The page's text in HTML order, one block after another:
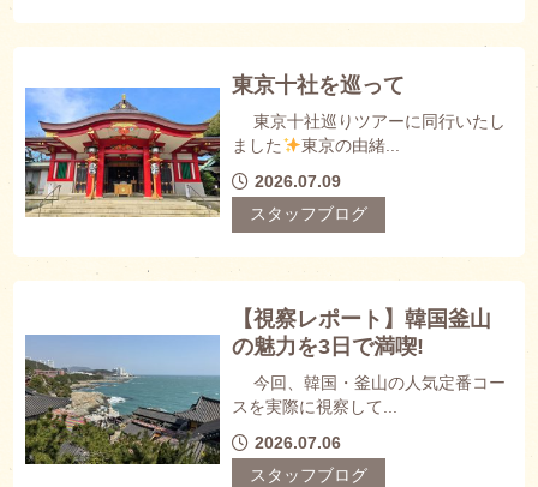
東京十社を巡って
東京十社巡りツアーに同行いたし
ました
東京の由緒...
2026.07.09
スタッフブログ
【視察レポート】韓国釜山
の魅力を3日で満喫!
今回、韓国・釜山の人気定番コー
スを実際に視察して...
2026.07.06
スタッフブログ